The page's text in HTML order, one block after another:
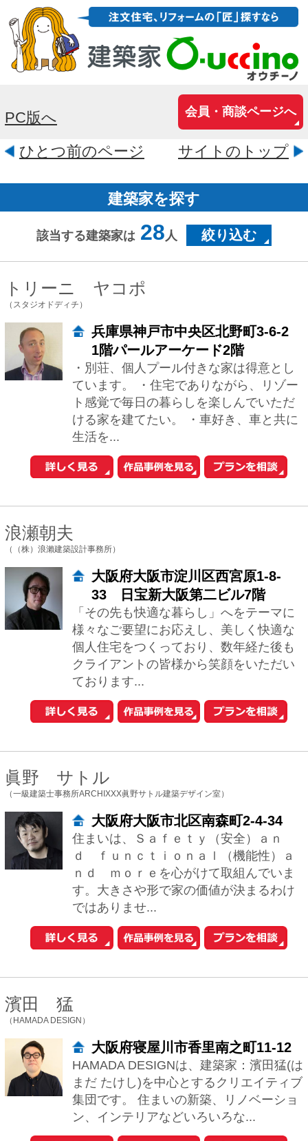
ひとつ前のページ サイトのトップ
建築家を探す
兵庫県神戸市中央区北野町3-6-2
・別荘、個人プール付きな家は得意とし
ト感覚で毎日の暮らしを楽しんでいただ
ける家を建てたい。 ・車好き、車と共に
生活を...
浪瀬朝夫
（（株）浪瀨建築設計事務所）
大阪府大阪市淀川区西宮原1-8-
33 日宝新大阪第二ビル7階
「その先も快適な暮らし」へをテーマに
個人住宅をつくっており、数年経た後も
クライアントの皆様から笑顔をいただい
眞野 サトル
（一級建築士事務所ARCHIXXX眞野サトル建築デザイン室）
大阪府大阪市北区南森町2-4-34
住まいは、Ｓａｆｅｔｙ（安全）ａｎ
ｄ ｆｕｎｃｔｉｏｎａｌ（機能性）ａ
ｎｄ ｍｏｒｅを心がけて取組んでいま
す。大きさや形で家の価値が決まるわけ
ではありませ...
濱田 猛
まだ たけし)を中心とするクリエイティブ
集団です。 住まいの新築、リノベーショ
ン、インテリアなどいろいろな...
林 雅子
大阪府大阪市中央区本町4-4-5ナカ
ノビル203
複雑な空間構成が出来るよう心掛けてい
ます。 その土地固有の条件を最大限生か
田村真一
（田村真一建築設計事務所）
大阪府大阪市中央区北浜東1-29北
浜ビル2号館10階ROOM1002
これまで都市計画や公共建築から、個人
住宅まで様々な設計活動に関わってきま
した。 社会、経済、文化、技術、環境な
どを読み取り、住まわれる方々にとって